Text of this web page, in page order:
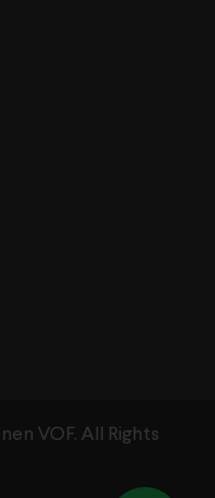
VOF. All Rights